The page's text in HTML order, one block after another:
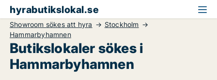
hyrabutikslokal.se
Showroom sökes att hyra
Stockholm
Hammarbyhamnen
Butikslokaler sökes i
Hammarbyhamnen